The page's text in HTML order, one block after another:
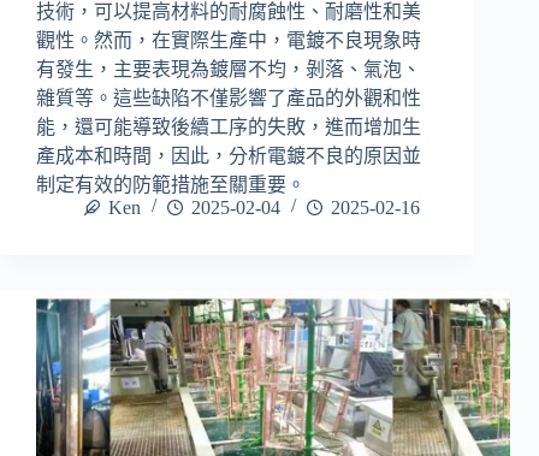
技術，可以提高材料的耐腐蝕性、耐磨性和美
觀性。然而，在實際生產中，電鍍不良現象時
有發生，主要表現為鍍層不均，剝落、氣泡、
雜質等。這些缺陷不僅影響了產品的外觀和性
能，還可能導致後續工序的失敗，進而增加生
產成本和時間，因此，分析電鍍不良的原因並
制定有效的防範措施至關重要。
Ken
2025-02-04 2025-02-16